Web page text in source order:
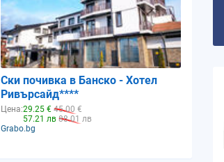
18:00 19:00 20:00
Ски почивка в Банско - Хотел
Ривърсайд****
Цена:29.25 € 45.00 €
57.21 лв 88.01 лв
Grabo.bg